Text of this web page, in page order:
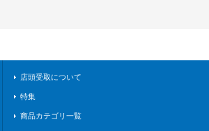
店頭受取について
特集
商品カテゴリ一覧